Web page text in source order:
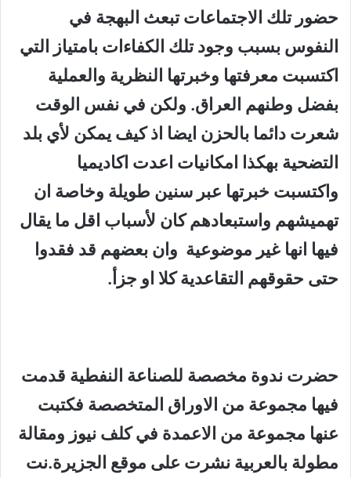
حضور تلك الاجتماعات تبعث البهجة في
النفوس بسبب وجود تلك الكفاءات بامتياز التي
اكتسبت معرفتها وخبرتها النظرية والعملية
بفضل وطنهم العراق. ولكن في نفس الوقت
شعرت دائما بالحزن ايضا اذ كيف يمكن لأي بلد
التضحية بهكذا امكانيات اعدت اكاديميا
واكتسبت خبرتها عبر سنين طويلة وخاصة ان
تهميشهم واستبعادهم كان لأسباب اقل ما يقال
فيها انها غير موضوعية وان بعضهم قد فقدوا
حتى حقوقهم التقاعدية كلا او جزأ.
حضرت ندوة مخصصة للصناعة النفطية قدمت
فيها مجموعة من الاوراق المتخصصة فكتبت
عنها مجموعة من الاعمدة في كلف نيوز ومقالة
مطولة بالعربية نشرت على موقع الجزيرة.نت